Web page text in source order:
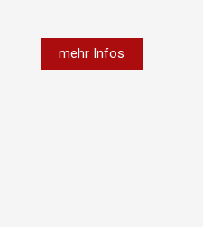
mehr Infos